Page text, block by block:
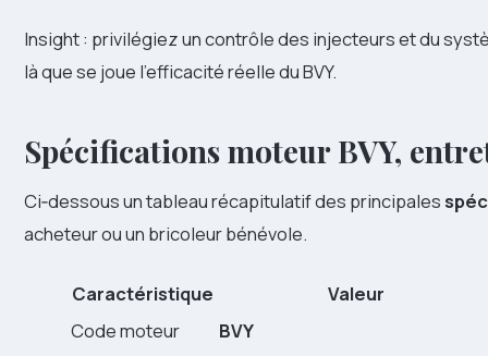
Insight : privilégiez un contrôle des injecteurs et du
là que se joue l’efficacité réelle du BVY.
Spécifications moteur BVY,
Ci‑dessous un tableau récapitulatif des principales
acheteur ou un bricoleur bénévole.
Caractéristique
Valeur
Code moteur
BVY